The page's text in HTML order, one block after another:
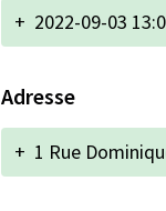
+ 2022-09-03
Adresse
+ 1 Rue